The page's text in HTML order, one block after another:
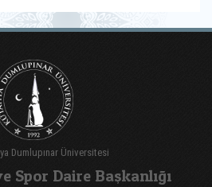
Dumlupınar Üniversitesi
Spor Daire Başkanlığı